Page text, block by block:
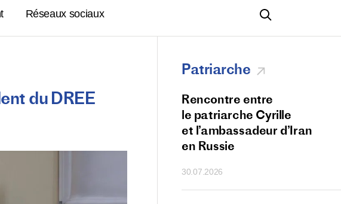
Réseaux sociaux
du DREE
Patriarche
Entretien téléphonique entre
Rencontre entre
le patriarche Cyrille
et l’ambassadeur d’Iran
en Russie
30.07.2026